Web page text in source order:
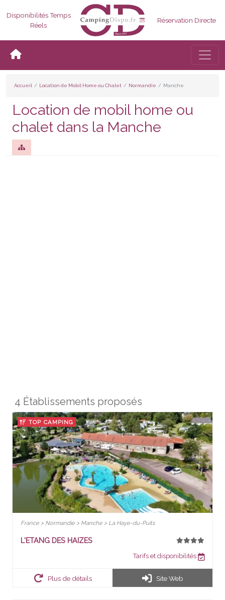
Disponibilités Temps
Réels
Réservation Directe
Accueil Location de Mobil Home ou Chalet Normandie Manche
Location de mobil home ou
chalet dans la Manche
4 Établissements proposés
TOP CAMPING
France > Normandie > Manche > La Haye-du-Puits
L'ETANG DES HAIZES
Tarifs et disponibilités
Plus de détails Site Web